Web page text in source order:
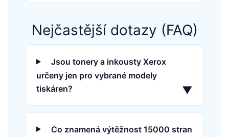
Nejčastější dotazy (FAQ)
Jsou tonery a inkousty Xerox
určeny jen pro vybrané modely
tiskáren?
▼
Co znamená výtěžnost 15000 stran